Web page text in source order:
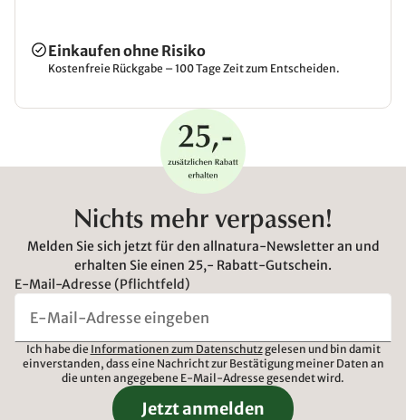
Einkaufen ohne Risiko
Kostenfreie Rückgabe – 100 Tage Zeit zum Entscheiden.
Nichts mehr verpassen!
Melden Sie sich jetzt für den allnatura-Newsletter an und
erhalten Sie einen 25,- Rabatt-Gutschein.
E-Mail-Adresse (Pflichtfeld)
Ich habe die Informationen zum Datenschutzgelesen und bin damit
einverstanden, dass eine Nachricht zur Bestätigung meiner Daten an
die unten angegebene E-Mail-Adresse gesendet wird.
Jetzt anmelden